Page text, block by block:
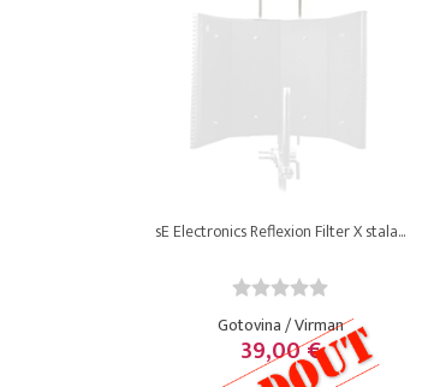
sE Electronics Reflexion Filter X stala...
Gotovina / Virman
39,00 €